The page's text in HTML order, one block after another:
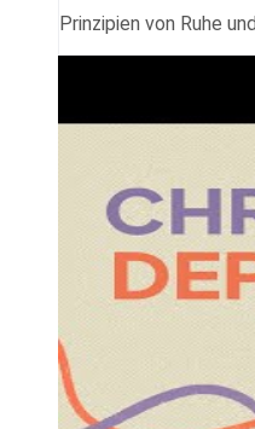
Prinzipien von Ruhe